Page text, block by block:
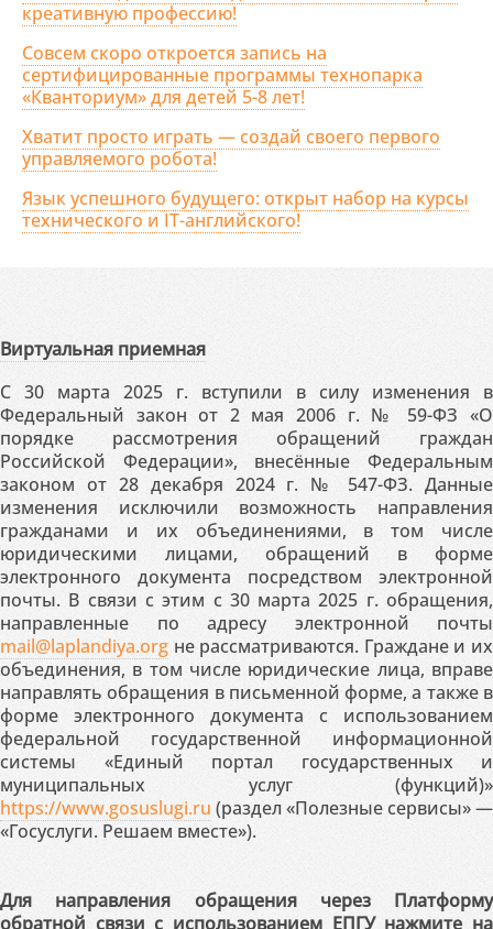
креативную профессию!
Совсем скоро откроется запись на
сертифицированные программы технопарка
«Кванториум» для детей 5-8 лет!
Хватит просто играть — создай своего первого
управляемого робота!
Язык успешного будущего: открыт набор на курсы
технического и IT-английского!
Виртуальная приемная
С 30 марта 2025 г. вступили в силу изменения в
Федеральный закон от 2 мая 2006 г. № 59-ФЗ «О
порядке рассмотрения обращений граждан
Российской Федерации», внесённые Федеральным
законом от 28 декабря 2024 г. № 547-ФЗ. Данные
изменения исключили возможность направления
гражданами и их объединениями, в том числе
юридическими лицами, обращений в форме
электронного документа посредством электронной
почты. В связи с этим с 30 марта 2025 г. обращения,
направленные по адресу электронной почты
mail@laplandiya.org не рассматриваются. Граждане и их
объединения, в том числе юридические лица, вправе
направлять обращения в письменной форме, а также в
форме электронного документа с использованием
федеральной государственной информационной
системы «Единый портал государственных и
муниципальных услуг (функций)»
https://www.gosuslugi.ru (раздел «Полезные сервисы» —
«Госуслуги. Решаем вместе»).
Для направления обращения через Платформу
обратной связи с использованием ЕПГУ нажмите на